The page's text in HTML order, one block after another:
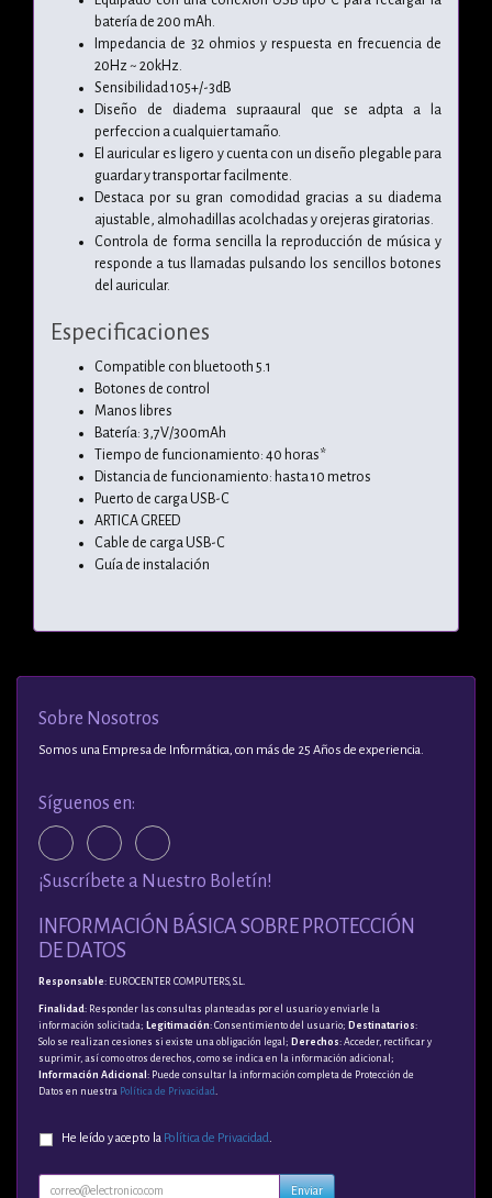
batería de 200 mAh.
Impedancia de 32 ohmios y respuesta en frecuencia de
20Hz ~ 20kHz.
Sensibilidad 105+/-3dB
Diseño de diadema supraaural que se adpta a la
perfeccion a cualquier tamaño.
El auricular es ligero y cuenta con un diseño plegable para
guardar y transportar facilmente.
Destaca por su gran comodidad gracias a su diadema
ajustable, almohadillas acolchadas y orejeras giratorias.
Controla de forma sencilla la reproducción de música y
responde a tus llamadas pulsando los sencillos botones
del auricular.
Especificaciones
Compatible con bluetooth 5.1
Botones de control
Manos libres
Batería: 3,7V/300mAh
Tiempo de funcionamiento: 40 horas*
Distancia de funcionamiento: hasta 10 metros
Puerto de carga USB-C
ARTICA GREED
Cable de carga USB-C
Guía de instalación
Sobre Nosotros
Somos una Empresa de Informática, con más de 25 Años de experiencia.
Síguenos en:
¡Suscríbete a Nuestro Boletín!
INFORMACIÓN BÁSICA SOBRE PROTECCIÓN
DE DATOS
Responsable: EUROCENTER COMPUTERS, S.L.
Finalidad : Responder las consultas planteadas por el usuario y enviarle la
información solicitada; Legitimación: Consentimiento del usuario; Destinatarios:
Solo se realizan cesiones si existe una obligación legal; Derechos: Acceder, rectificar y
suprimir, así como otros derechos, como se indica en la información adicional;
Información Adicional : Puede consultar la información completa de Protección de
Datos en nuestra Política de Privacidad
He leído y acepto la Política de Privacidad.
Enviar